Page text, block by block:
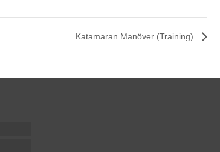
Katamaran Manöver (Training)